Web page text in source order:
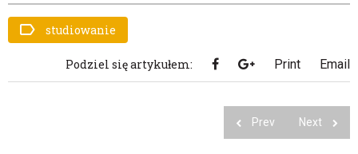
studiowanie
Podziel się artykułem: Print Email
Prev Next